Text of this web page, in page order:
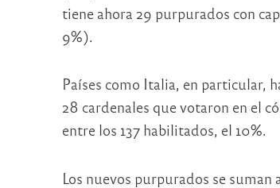
tiene ahora 29 purpurados con
9%).
Países como Italia, en particular,
28 cardenales que votaron en el
entre los 137 habilitados, el 10%.
Los nuevos purpurados se